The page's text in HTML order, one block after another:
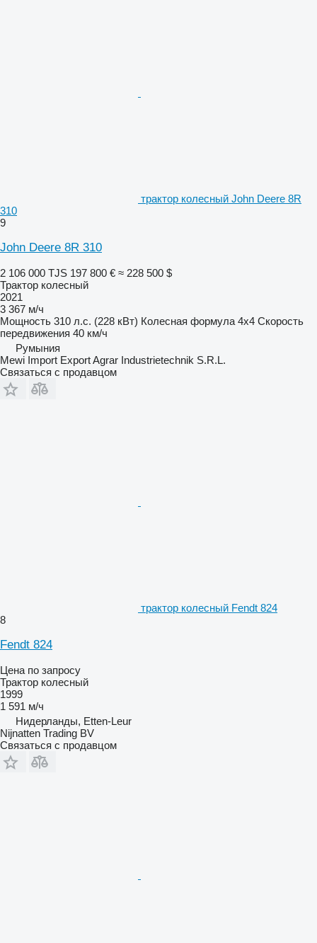
трактор колесный John Deere 8R
310
9
John Deere 8R 310
2 106 000 TJS 197 800 € ≈ 228 500 $
Трактор колесный
2021
3 367 м/ч
Мощность 310 л.с. (228 кВт) Колесная формула 4x4 Скорость
передвижения 40 км/ч
Румыния
Mewi Import Export Agrar Industrietechnik S.R.L.
Связаться с продавцом
трактор колесный Fendt 824
8
Fendt 824
Цена по запросу
Трактор колесный
1999
1 591 м/ч
Нидерланды, Etten-Leur
Nijnatten Trading BV
Связаться с продавцом